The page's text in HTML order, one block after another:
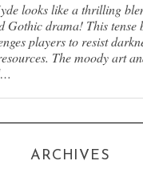
looks like a thrilling
Gothic drama! This tense
players to resist
The moody art
ARCHIVES